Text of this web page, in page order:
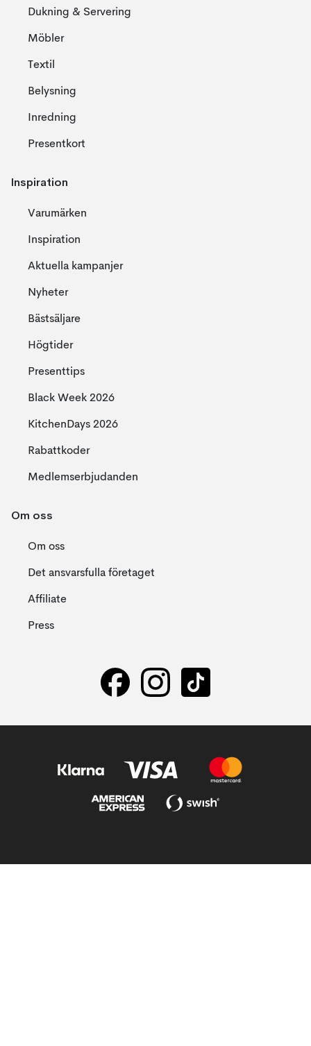
Dukning & Servering
Möbler
Textil
Belysning
Inredning
Presentkort
Inspiration
Varumärken
Inspiration
Aktuella kampanjer
Nyheter
Bästsäljare
Högtider
Presenttips
Black Week 2026
KitchenDays 2026
Rabattkoder
Medlemserbjudanden
Om oss
Om oss
Det ansvarsfulla företaget
Affiliate
Press